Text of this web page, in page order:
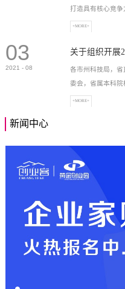
打造具有核心竞
高新技术企业，充
+MORE+
03
2021 - 08
各市州科技局，
委会，省属本科院
+MORE+
新闻中心